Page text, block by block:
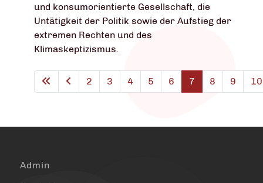
und konsumorientierte Gesellschaft, die
Untätigkeit der Politik sowie der Aufstieg der
extremen Rechten und des
Klimaskeptizismus.
2 3 4 5 6 7 8 9 10
Admin